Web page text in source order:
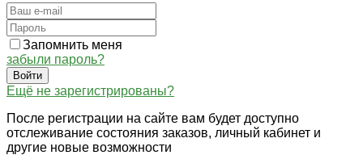
Запомнить меня
забыли пароль?
Войти
Ещё не зарегистрированы?
После регистрации на сайте вам будет доступно
отслеживание состояния заказов, личный кабинет и
другие новые возможности